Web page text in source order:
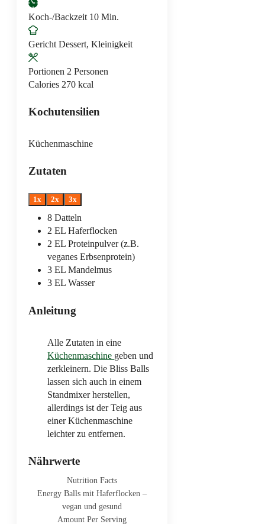
Koch-/Backzeit 10Minuten
Min.
Gericht Dessert, Kleinigkeit
Portionen 2 Personen
Calories 270 kcal
Kochutensilien
Küchenmaschine
Zutaten
1x 2x 3x
8 Datteln
2 EL Haferflocken
2 EL Proteinpulver (z.B.
veganes Erbsenprotein)
3 EL Mandelmus
3 EL Wasser
Anleitung
Alle Zutaten in eine
Küchenmaschine geben und
zerkleinern. Die Bliss Balls
lassen sich auch in einem
Standmixer herstellen,
allerdings ist der Teig aus
einer Küchenmaschine
leichter zu entfernen.
Nährwerte
Nutrition Facts
Energy Balls mit Haferflocken –
vegan und gesund
Amount Per Serving